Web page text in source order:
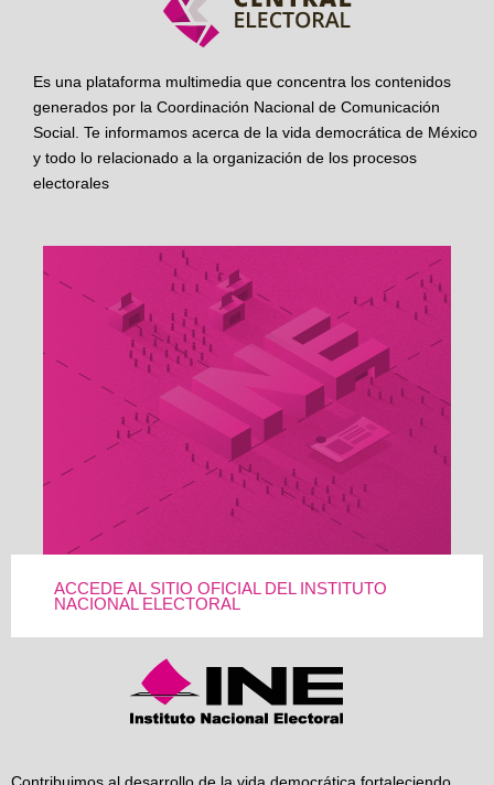
Es una plataforma multimedia que concentra los contenidos
generados por la Coordinación Nacional de Comunicación
Social. Te informamos acerca de la vida democrática de México
y todo lo relacionado a la organización de los procesos
electorales
ACCEDE AL SITIO OFICIAL DEL INSTITUTO
NACIONAL ELECTORAL